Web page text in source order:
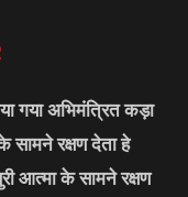
गया अभिमंत्रित कड़ा
सामने रक्षण देता हे
आत्मा के सामने रक्षण